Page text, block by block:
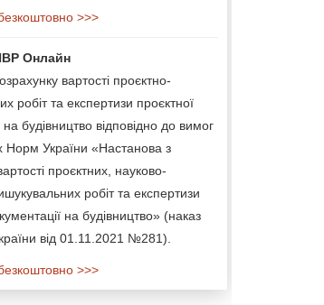
>>>
Онлайн
вартості проєктно-
робіт та експертизи проєктної
на будівництво відповідно до вимог
Норм України «Настанова з
проєктних, науково-
робіт та експертизи
на будівництво» (наказ
від 01.11.2021 №281).
>>>